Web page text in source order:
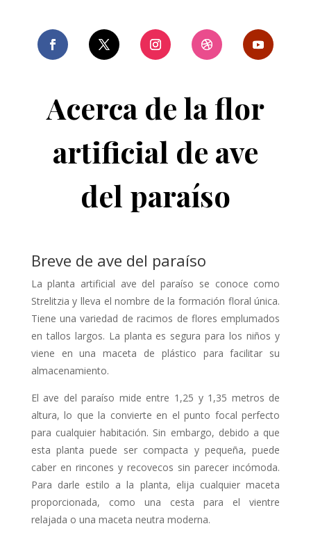
Acerca de la flor
artificial de ave
del paraíso
Breve de ave del paraíso
La planta artificial ave del paraíso se conoce como
Strelitzia y lleva el nombre de la formación floral única.
Tiene una variedad de racimos de flores emplumados
en tallos largos. La planta es segura para los niños y
viene en una maceta de plástico para facilitar su
almacenamiento.
El ave del paraíso mide entre 1,25 y 1,35 metros de
altura, lo que la convierte en el punto focal perfecto
para cualquier habitación. Sin embargo, debido a que
esta planta puede ser compacta y pequeña, puede
caber en rincones y recovecos sin parecer incómoda.
Para darle estilo a la planta, elija cualquier maceta
proporcionada, como una cesta para el vientre
relajada o una maceta neutra moderna.